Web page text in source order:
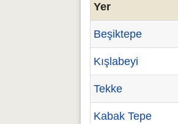
Yer
Beşiktepe
Kışlabeyi
Tekke
Kabak Tepe